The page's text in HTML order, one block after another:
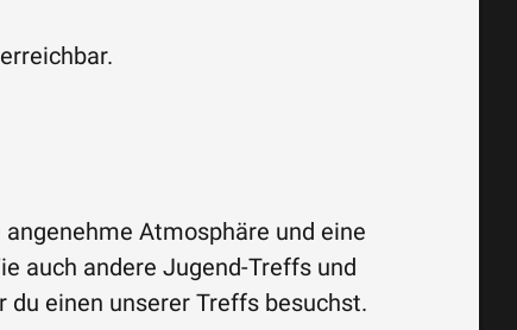
erreichbar.
Atmosphäre und eine
auch andere Jugend-Treffs und
einen unserer Treffs besuchst.